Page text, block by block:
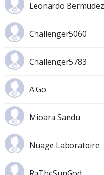
Leonardo Bermudez
Challenger5060
Challenger5783
A Go
Mioara Sandu
Nuage Laboratoire